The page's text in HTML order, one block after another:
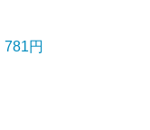
781円